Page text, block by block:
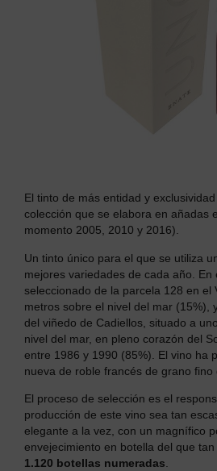
El tinto de más entidad y
colección que se elabora en añadas
momento 2005, 2010 y 2016).
Un tinto único para el que se utiliza
mejores variedades de cada año. En
seleccionado de la parcela 128 en el
metros sobre el nivel del mar (15%),
del viñedo de Cadiellos, situado a
nivel del mar, en pleno corazón del
entre 1986 y 1990 (85%). El vino ha
nueva de roble francés de grano fino
El proceso de selección es el
producción de este vino sea tan
elegante a la vez, con un magnífico
envejecimiento en botella del que
1.120 botellas numeradas.